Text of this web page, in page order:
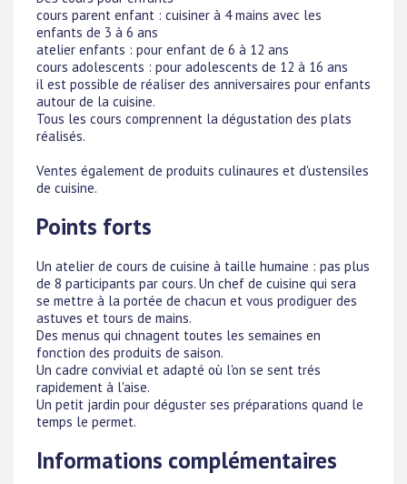
cours parent enfant : cuisiner à 4 mains avec les
enfants de 3 à 6 ans
atelier enfants : pour enfant de 6 à 12 ans
cours adolescents : pour adolescents de 12 à 16 ans
il est possible de réaliser des anniversaires pour enfants
autour de la cuisine.
Tous les cours comprennent la dégustation des plats
réalisés.
Ventes également de produits culinaures et d'ustensiles
de cuisine.
Points forts
Un atelier de cours de cuisine à taille humaine : pas plus
de 8 participants par cours. Un chef de cuisine qui sera
se mettre à la portée de chacun et vous prodiguer des
astuves et tours de mains.
Des menus qui chnagent toutes les semaines en
fonction des produits de saison.
Un cadre convivial et adapté où l'on se sent trés
rapidement à l'aise.
Un petit jardin pour déguster ses préparations quand le
temps le permet.
Informations complémentaires